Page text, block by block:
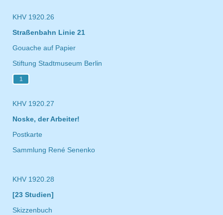
KHV 1920.26
Straßenbahn Linie 21
Gouache auf Papier
Stiftung Stadtmuseum Berlin
1
KHV 1920.27
Noske, der Arbeiter!
Postkarte
Sammlung René Senenko
KHV 1920.28
[23 Studien]
Skizzenbuch